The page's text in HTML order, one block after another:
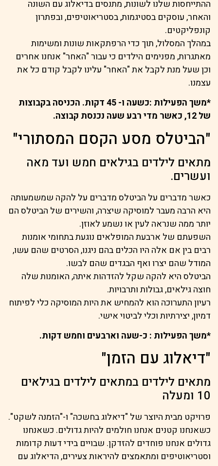
ההתייחסות שלנו לשונות, מתנסים בדיאלוג עם השונה
והאחר, עוסקים בסטיגמות, בסטריאוטיפים, ובפתרון
קונפליקטים.
במהלך המסלול, תוך כדי הרפתקאות שונות ומשימות
מאתגרות, מפנימים הילדים כי עבור "האחר" אנחנו אחרים
וכן שעל מנת לקבל את "האחר" עלינו לקבל קודם כל את
עצמנו.
*משך הפעילות :כשעה ו- 45 דקות. הכניסה בקבוצות
של 12, כאשר מדי רבע שעה נכנסת קבוצה.
"הביטלס מסע הקסם המסתורי"
מתאים לילדים בגילאים חמש ועד מאה
ועשרים.
כאשר מדברים על הביטלס מדברים על להקה שמשמעותה
היא הרבה מעבר למוסיקה שיצרה, והשירים של הביטלס הם
יותר ממה שנראה לעין או נשמע לאוזן.
השפעתם של ארבעת המופלאים נוגעת בתחומי אומנות
רבים בין אם אלה היו הכלים בהם ניגנו, הסרטים שהם עשו,
המודל שהם יצרו ואף הבגדים שהם לבשו.
הביטלס היא להקה שקל להזדהות איתה, האומנות שלה
חוצה גילאים, גבולות ותרבויות.
רעיון התערוכה הוא להמחיש את היות המוסיקה כלי לפיתוח
דמיון, יצירתיות וכלי לביטוי אישי.
*משך הפעילות : כ-שעה וארבעים וחמש דקות.
"דיאלוג עם הזמן"
מתאים לילדים במתאים לילדים בגילאים
10 ומעלה
פרויקט מבית היוצר של "דיאלוג בחשכה" ו-"הזמנה לשקט".
כשאנחנו קטנים אנחנו חולמים להיות גדולים. כשאנחנו
גדולים אנחנו פוחדים להזדקן. שבויים בידי דעות קדומות
וסטריאוטיפים ומתאמצים להיראות צעירים, הדיאלוג עם